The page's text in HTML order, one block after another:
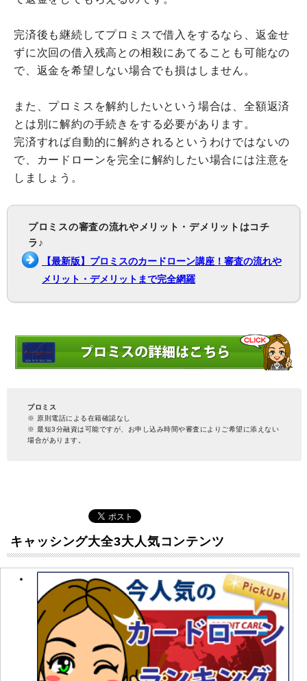
完済後も継続してプロミスで借入をするなら、返金せ
ずに次回の借入残高との相殺にあてることも可能なの
で、返金を希望しない場合でも損はしません。
また、プロミスを解約したいという場合は、全額返済
とは別に解約の手続きをする必要があります。
完済すれば自動的に解約されるというわけではないの
で、カードローンを完全に解約したい場合には注意を
しましょう。
プロミスの審査の流れやメリット・デメリットはコチ
ラ♪
【最新版】プロミスのカードローン講座！審査の流れや
メリット・デメリットまで完全網羅
プロミス
※ 原則電話による在籍確認なし
※ 最短3分融資は可能ですが、お申し込み時間や審査によりご希望に添えない
場合があります。
キャッシング大全3大人気コンテンツ